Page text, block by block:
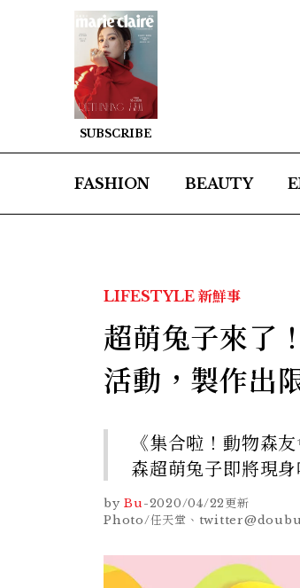
SUBSCRIBE
FASHION BEAUTY
LIFESTYLE 新鮮事
超萌兔子來了
活動，製作出
《集合啦！動物森
森超萌兔子即將現身
by Bu-2020/04/22更新
Photo/任天堂、